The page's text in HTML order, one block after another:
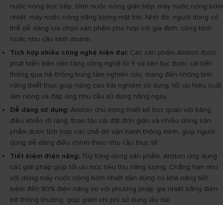
nước nóng trực tiếp, bình nước nóng gián tiếp, máy nước nóng bơm
nhiệt, máy nước nóng năng lượng mặt trời. Nhờ đó, người dùng có
thể dễ dàng lựa chọn sản phẩm phù hợp với gia đình, công trình
hoặc nhu cầu kinh doanh.
Tích hợp nhiều công nghệ hiện đại: Các sản phẩm Ariston được
phát triển trên nền tảng công nghệ từ Ý và liên tục được cải tiến
thông qua hệ thống trung tâm nghiên cứu, mang đến những tính
năng thiết thực giúp nâng cao trải nghiệm sử dụng, tối ưu hiệu suất
làm nóng và đáp ứng nhu cầu sử dụng hằng ngày.
Dễ dàng sử dụng: Ariston chú trọng thiết kế trực quan với bảng
điều khiển rõ ràng, thao tác cài đặt đơn giản và nhiều dòng sản
phẩm được tích hợp các chế độ vận hành thông minh, giúp người
dùng dễ dàng điều chỉnh theo nhu cầu thực tế.
Tiết kiệm điện năng: Tùy từng dòng sản phẩm, Ariston ứng dụng
các giải pháp giúp tối ưu mức tiêu thụ năng lượng. Chẳng hạn như
với dòng máy nước nóng bơm nhiệt dân dụng có khả năng tiết
kiệm đến 80% điện năng so với phương pháp gia nhiệt bằng điện
trở thông thường, giúp giảm chi phí sử dụng lâu dài.